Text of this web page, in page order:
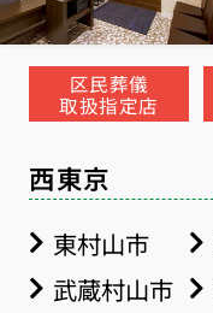
区民葬儀
取扱指定店
西東京
東村山市
武蔵村山市